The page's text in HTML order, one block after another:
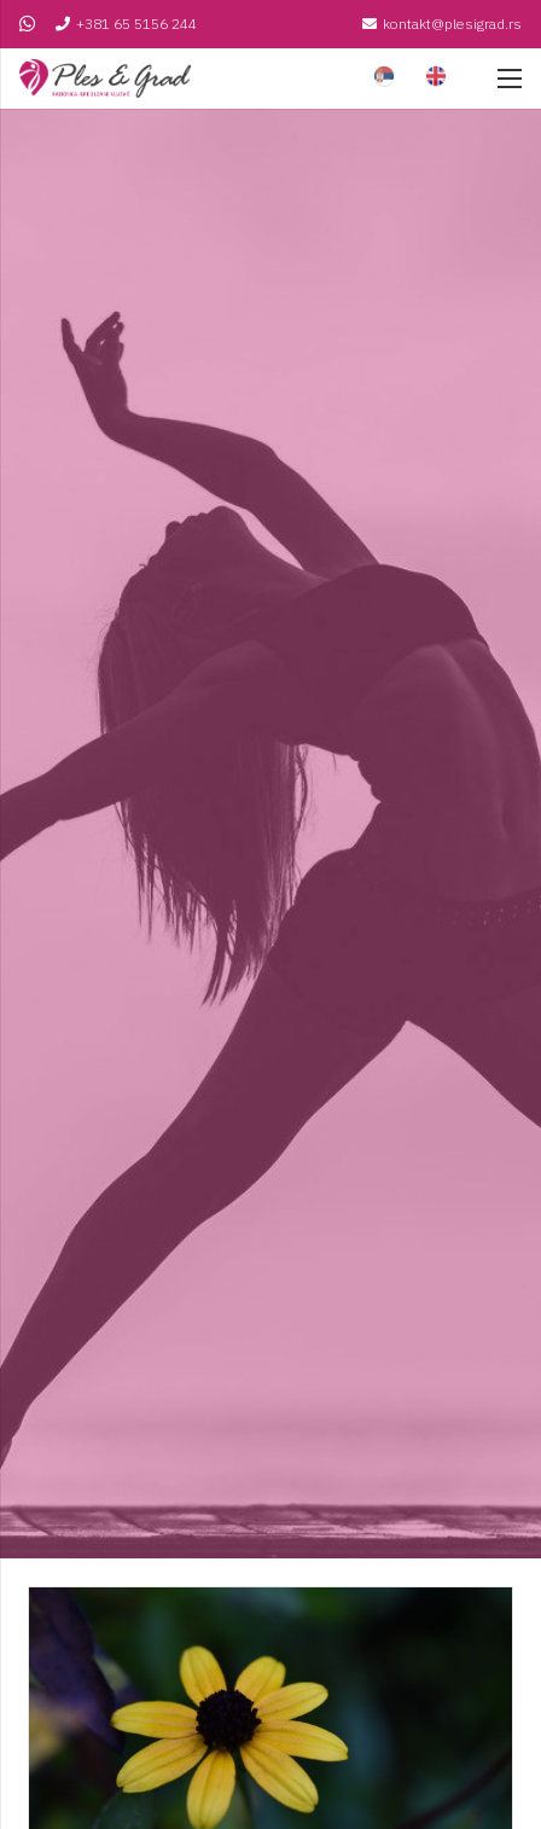
+381 65 5156 244 kontakt@plesigrad.rs